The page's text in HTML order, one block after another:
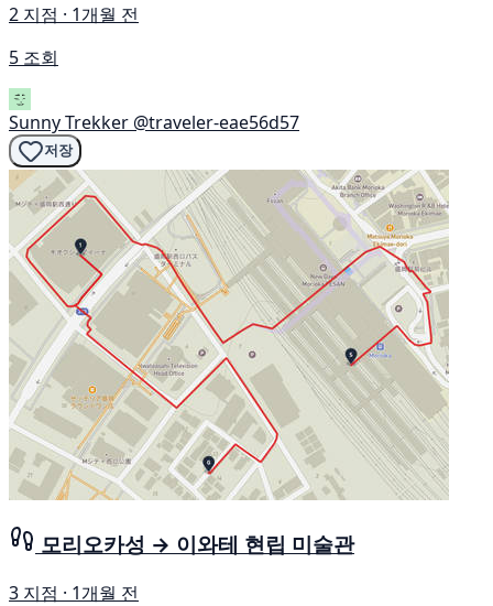
2 지점 · 1개월 전
5 조회
Sunny Trekker @traveler-eae56d57
저장
모리오카성 → 이와테 현립 미술관
3 지점 · 1개월 전